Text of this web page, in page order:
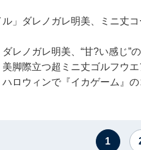
ル」ダレノガレ明美、ミニ丈
ダレノガレ明美、“甘?い感じ
脚際立つ超ミニ丈ゴルフウ
ロウィンで『イカゲーム』
1